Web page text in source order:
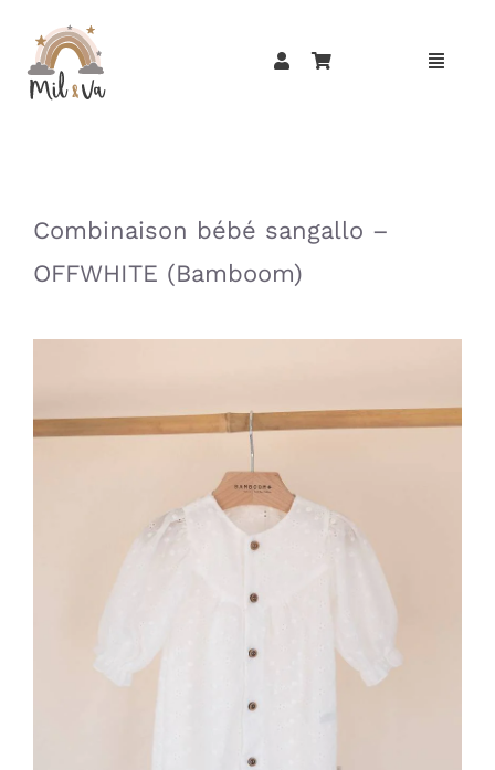
contenu
Combinaison bébé sangallo –
OFFWHITE (Bamboom)